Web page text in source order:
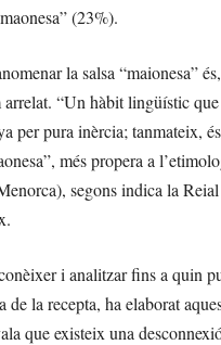
(23%).
la salsa “maionesa”
“Un hàbit lingüístic
per pura inèrcia; tanmateix,
més propera a
segons indica la
i analitzar fins a quin
la recepta, ha elaborat
que existeix una